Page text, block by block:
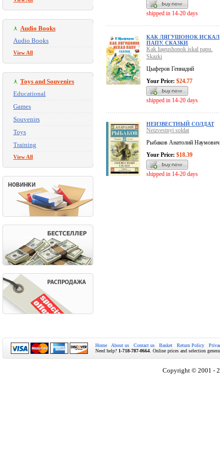
Audio Books
Audio Books
View All
Toys and Souvenirs
Educational
Games
Souvenirs
Toys
Training
View All
shipped in 14-20 days
КАК ЛЯГУШОНОК ИСКАЛ
ПАПУ. СКАЗКИ
Kak liagushonok iskal papu.
Skazki
Цыферов Геннадий
Your Price: $24.77
shipped in 14-20 days
НЕИЗВЕСТНЫЙ СОЛДАТ
Neizvestnyi soldat
Рыбаков Анатолий Наумович
Your Price: $18.39
shipped in 14-20 days
Home About us Contact us Basket Return Policy
Need help? 1-718-787-0664 . Online prices and selection
Copyright © 2001 -